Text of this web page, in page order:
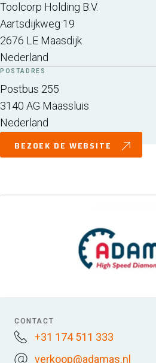
Toolcorp Holding B.V.
Aartsdijkweg 19
2676 LE Maasdijk
Nederland
POSTADRES
Postbus 255
3140 AG Maassluis
Nederland
BEZOEK DE WEBSITE
CONTACT
+31 174 511 333
verkoop@adamas.nl